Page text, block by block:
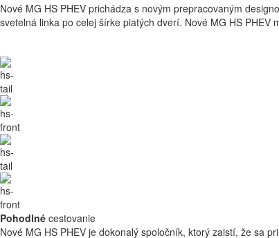
Nové MG HS PHEV prichádza s novým prepracovaným
svetelná linka po celej šírke piatých dverí. Nové MG HS
Pohodlné cestovanie
Nové MG HS PHEV je dokonalý spoločník, ktorý zaistí, že sa